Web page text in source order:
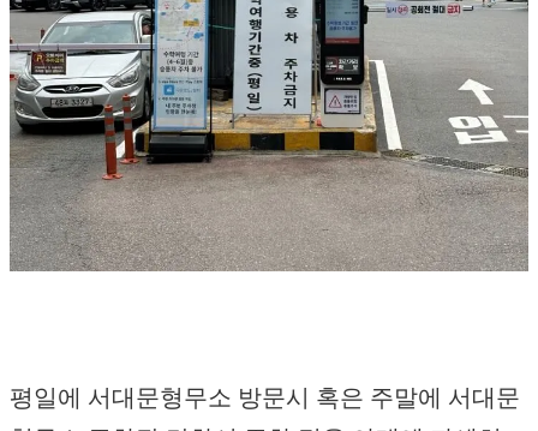
평일에 서대문형무소 방문시 혹은 주말에 서대문